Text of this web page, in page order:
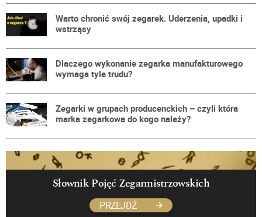
Warto chronić swój zegarek. Uderzenia, upadki i
wstrząsy
Dlaczego wykonanie zegarka manufakturowego
wymaga tyle trudu?
Zegarki w grupach producenckich – czyli która
marka zegarkowa do kogo należy?
Słownik Pojęć Zegarmistrzowskich
PRZEJDŹ